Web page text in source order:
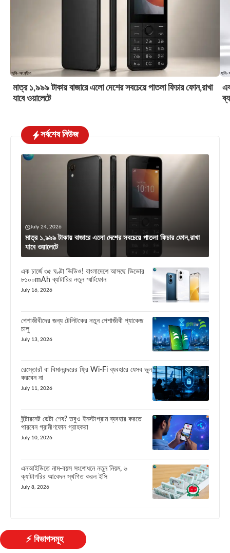
মাত্র ১,৯৯৯ টাকায় বাজারে এলো দেশের সবচেয়ে পাতলা ফিচার ফোন,রাখা
যাবে ওয়ালেটে
সর্বশেষ নিউজ
July 24, 2026
মাত্র ১,৯৯৯ টাকায় বাজারে এলো দেশের সবচেয়ে পাতলা ফিচার ফোন,রাখা
যাবে ওয়ালেটে
এক চার্জে ৩৫ ঘণ্টা ভিডিও! বাংলাদেশে আসছে ভিভোর
৮১০০mAh ব্যাটারির নতুন স্মার্টফোন
July 16, 2026
পেশাজীবীদের জন্য টেলিটকের নতুন পেশাজীবী প্যাকেজ
চালু
July 13, 2026
রেস্তোরাঁ বা বিমানবন্দরের ফ্রি Wi-Fi ব্যবহারে যেসব ভুল
করবেন না
July 11, 2026
ইন্টারনেট ডেটা শেষ? তবুও ইনস্টাগ্রাম ব্যবহার করতে
পারবেন গ্রামীণফোন গ্রাহকরা
July 10, 2026
এনআইডিতে নাম-বয়স সংশোধনে নতুন নিয়ম, ৬
ক্যাটাগরির আবেদন স্থগিত করল ইসি
July 8, 2026
⚡ বিভাগসমূহ